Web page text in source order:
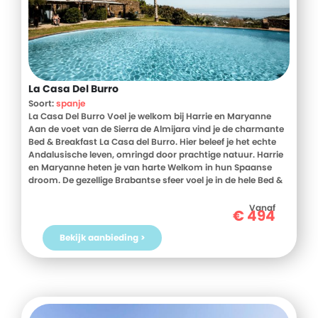
La Casa Del Burro
Soort:spanje
La Casa Del Burro Voel je welkom bij Harrie en Maryanne
Aan de voet van de Sierra de Almijara vind je de charmante
Bed & Breakfast La Casa del Burro. Hier beleef je het echte
Andalusische leven, omringd door prachtige natuur. Harrie
en Maryanne heten je van harte Welkom in hun Spaanse
droom. De gezellige Brabantse sfeer voel je in de hele Bed &
paradijs voor wandelliefhebbers! Bovendien ben je binnen
no time op weg naar het bruisende Málaga, het historische
Granada of het zonnige Almería. Kijk dat prachtige uitzicht!
Geniet van de prachtige tuinen vol met knusse plekjes,
kleurrijke bloemen en fruitbomen. In de tuin vind je ook een
Middellandse Zee! Je kunt hier uren naar de zee turen. De
kamers van de Bed & Breakfast zijn modern ingericht en
Vanaf
€494
Bekijk aanbieding >